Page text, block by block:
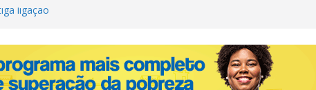
ligação
após
alfineta o